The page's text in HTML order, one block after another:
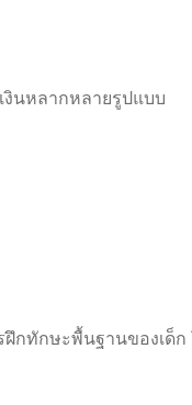
งินหลากหลายรูปแบบ
กทักษะพื้นฐานของเด็